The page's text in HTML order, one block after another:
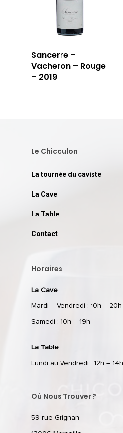
Sancerre –
Vacheron – Rouge
– 2019
Le Chicoulon
La tournée du caviste
La Cave
La Table
Contact
Horaires
La Cave
Mardi – Vendredi : 10h – 20h
Samedi : 10h – 19h
La Table
Lundi au Vendredi : 12h – 14h
Où Nous Trouver ?
59 rue Grignan